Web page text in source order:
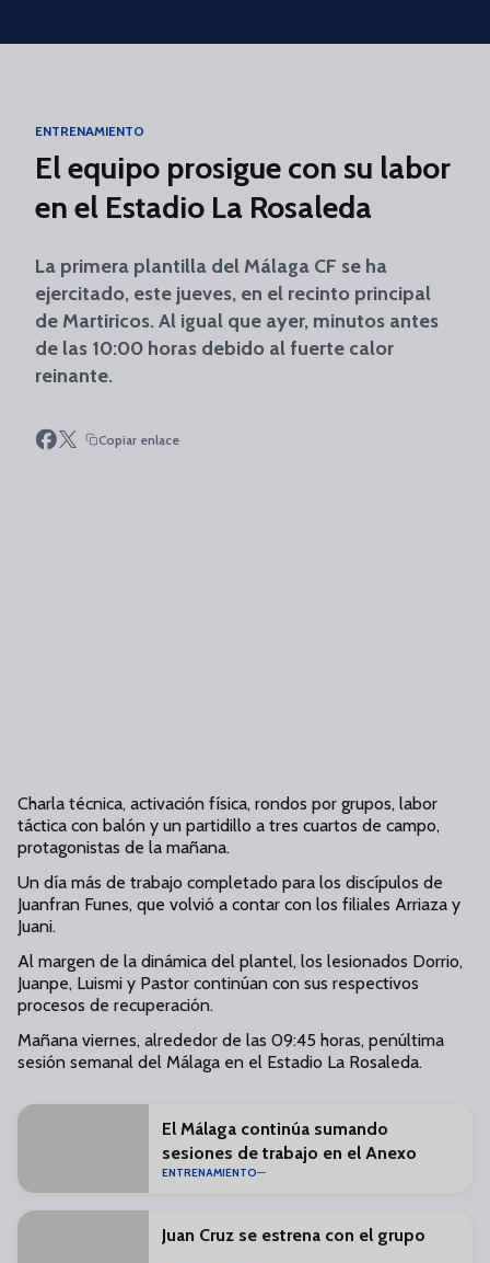
Skip to main content
ENTRENAMIENTO
El equipo prosigue con su labor
en el Estadio La Rosaleda
La primera plantilla del Málaga CF se ha
ejercitado, este jueves, en el recinto principal
de Martiricos. Al igual que ayer, minutos antes
de las 10:00 horas debido al fuerte calor
reinante.
Copiar enlace
Charla técnica, activación física, rondos por grupos, labor
táctica con balón y un partidillo a tres cuartos de campo,
protagonistas de la mañana.
Un día más de trabajo completado para los discípulos de
Juanfran Funes, que volvió a contar con los filiales Arriaza y
Juani.
Al margen de la dinámica del plantel, los lesionados Dorrio,
Juanpe, Luismi y Pastor continúan con sus respectivos
procesos de recuperación.
Mañana viernes, alrededor de las 09:45 horas, penúltima
sesión semanal del Málaga en el Estadio La Rosaleda.
El Málaga continúa sumando
sesiones de trabajo en el Anexo
ENTRENAMIENTO
Juan Cruz se estrena con el grupo